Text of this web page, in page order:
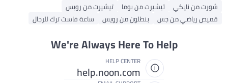
شورت من نايكي
تيشيرت من بوما
تيشيرت من رويس
قميص رياضي من جس
بنطلون من رويس ساعة فاست ترك للرجال
We're Always Here To Help
HELP CENTER
help.noon.com